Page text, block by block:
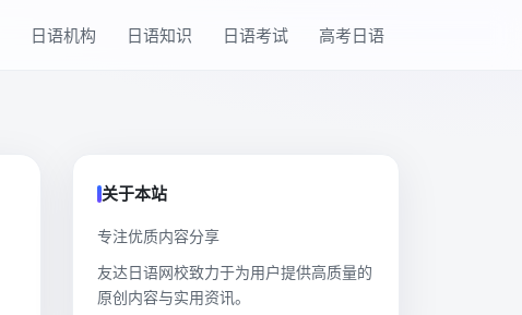
日语机构 日语知识 日语考试 高考日语
关于本站
专注优质内容分享
友达日语网校致力于为用户提供高质量的
原创内容与实用资讯。